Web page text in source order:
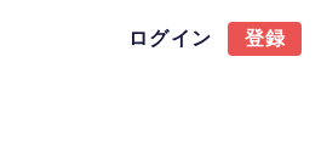
ログイン 登録